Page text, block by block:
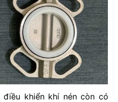
điều khiển khí nén còn có